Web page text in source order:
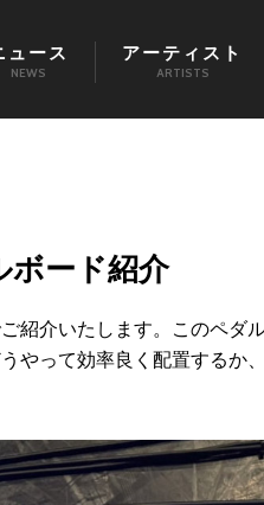
ュース
NEWS
アーティスト
ARTISTS
ボード紹介
紹介いたします。このペダ
やって効率良く配置するか